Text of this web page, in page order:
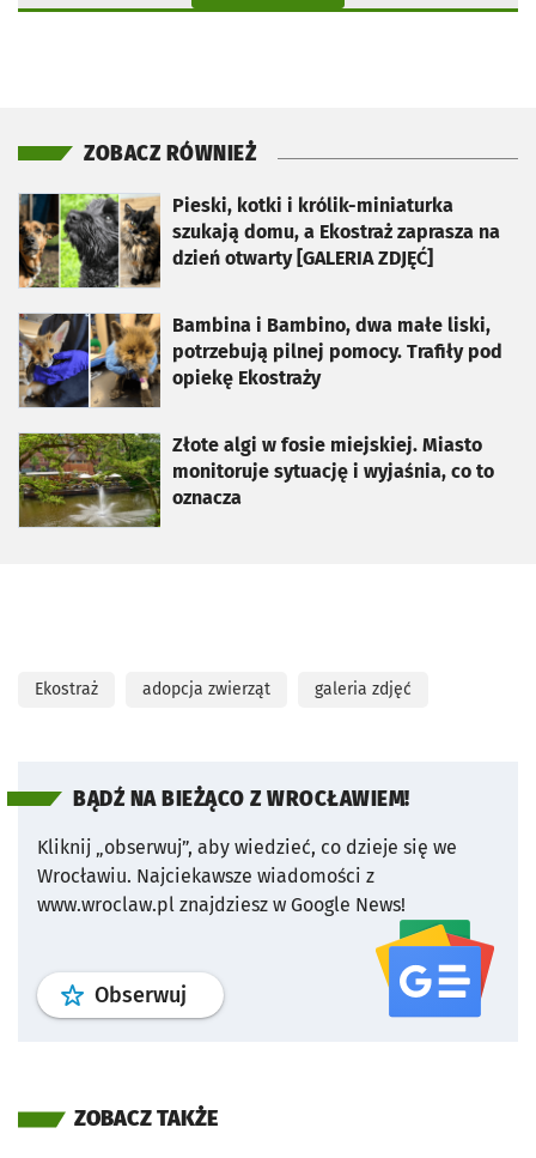
ZOBACZ RÓWNIEŻ
Pieski, kotki i królik-miniaturka
szukają domu, a Ekostraż zaprasza na
dzień otwarty [GALERIA ZDJĘĆ]
otworzy się w nowej karcie
Bambina i Bambino, dwa małe liski,
potrzebują pilnej pomocy. Trafiły pod
opiekę Ekostraży
otworzy się w nowej karcie
Złote algi w fosie miejskiej. Miasto
monitoruje sytuację i wyjaśnia, co to
oznacza
otworzy się w nowej karcie
Ekostraż adopcja zwierząt galeria zdjęć
BĄDŹ NA BIEŻĄCO Z WROCŁAWIEM!
Kliknij „obserwuj”, aby wiedzieć, co dzieje się we
Wrocławiu. Najciekawsze wiadomości z
www.wroclaw.pl znajdziesz w Google News!
Obserwuj profil serwisu
ZOBACZ TAKŻE